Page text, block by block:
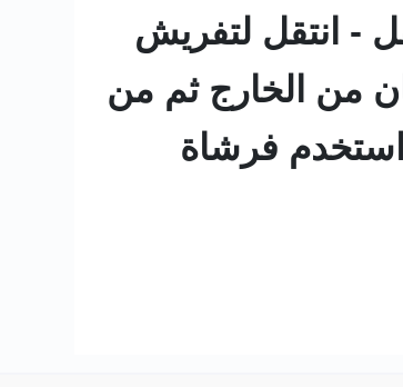
- انتقل لتفريش
من الخارج ثم من
استخدم فرشاة